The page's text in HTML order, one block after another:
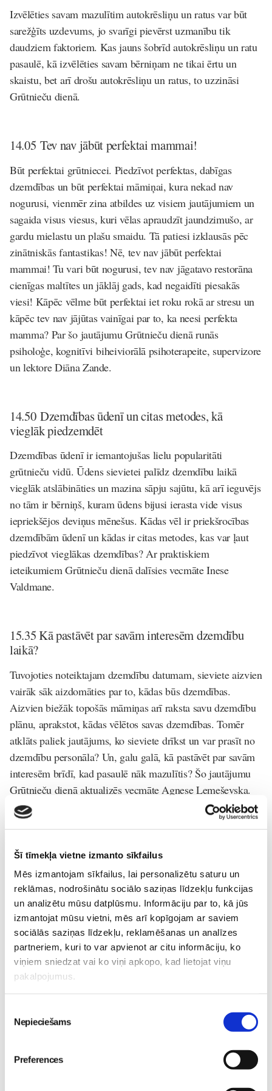
Šī tīmekļa vietne izmanto sīkfailus
Mēs izmantojam sīkfailus, lai personalizētu saturu un
reklāmas, nodrošinātu sociālo saziņas līdzekļu funkcijas
un analizētu mūsu datplūsmu. Informāciju par to, kā jūs
izmantojat mūsu vietni, mēs arī kopīgojam ar saviem
sociālās saziņas līdzekļu, reklamēšanas un analīzes
partneriem, kuri to var apvienot ar citu informāciju, ko
viņiem sniedzat vai ko viņi apkopo, kad lietojat viņu
pakalpojumus.
izvēle
Nepieciešams
Preferences
Izvēlēties savam mazulītim autokrēsliņu un ratus var būt
sarežģīts uzdevums, jo svarīgi pievērst uzmanību tik
daudziem faktoriem. Kas jauns šobrīd autokrēsliņu un ratu
pasaulē, kā izvēlēties savam bērniņam ne tikai ērtu un
skaistu, bet arī drošu autokrēsliņu un ratus, to uzzināsi
Grūtnieču dienā.
14.05Tev nav jābūt perfektai mammai!
Būt perfektai grūtniecei. Piedzīvot perfektas, dabīgas
dzemdības un būt perfektai māmiņai, kura nekad nav
nogurusi, vienmēr zina atbildes uz visiem jautājumiem un
sagaida visus viesus, kuri vēlas apraudzīt jaundzimušo, ar
gardu mielastu un plašu smaidu. Tā patiesi izklausās pēc
zinātniskās fantastikas! Nē, tev nav jābūt perfektai
mammai! Tu vari būt nogurusi, tev nav jāgatavo restorāna
cienīgas maltītes un jāklāj gads, kad negaidīti piesakās
viesi! Kāpēc vēlme būt perfektai iet roku rokā ar stresu un
kāpēc tev nav jājūtas vainīgai par to, ka neesi perfekta
mamma? Par šo jautājumu Grūtnieču dienā runās
psiholoģe, kognitīvi biheiviorālā psihoterapeite, supervizore
un lektore Diāna Zande.
14.50Dzemdības ūdenī un citas metodes, kā
vieglāk piedzemdēt
Dzemdības ūdenī ir iemantojušas lielu popularitāti
grūtnieču vidū. Ūdens sievietei palīdz dzemdību laikā
vieglāk atslābināties un mazina sāpju sajūtu, kā arī ieguvējs
no tām ir bērniņš, kuram ūdens bijusi ierasta vide visus
iepriekšējos deviņus mēnešus. Kādas vēl ir priekšrocības
dzemdībām ūdenī un kādas ir citas metodes, kas var ļaut
piedzīvot vieglākas dzemdības? Ar praktiskiem
ieteikumiem Grūtnieču dienā dalīsiesvecmāte Inese
Valdmane.
15.35 Kā pastāvēt par savām interesēm dzemdību
laikā?
Tuvojoties noteiktajam dzemdību datumam, sieviete aizvien
vairāk sāk aizdomāties par to, kādas būs dzemdības.
Aizvien biežāk topošās māmiņas arī raksta savu dzemdību
plānu, aprakstot, kādas vēlētos savas dzemdības. Tomēr
atklāts paliek jautājums, ko sieviete drīkst un var prasīt no
dzemdību personāla? Un, galu galā, kā pastāvēt par savām
interesēm brīdī, kad pasaulē nāk mazulītis? Šo jautājumu
Grūtnieču dienā aktualizēsvecmāte Agnese Lemeševska.
Aizejot uz veikalu, kur ir tik plašs bērnu preču klāsts,
patiesi var apjukt. Tas attiecināms arī uz bērnu ķermeņa
kopšanas līdzekļu piedāvājumu. Kas no tā visa
jaundzimušajam patiesi ir nepieciešams un bez kā var
iztikt? Kā rūpēties par bēbīša higiēnu? Šos jautājumus
Grūtnieču dienā uzdosimsertificētai bērnu māsai Elitai
Svareniecei.
Jaundzimušā attīstība un pirmās rotaļlietas
pirmajos dzīves mēnešos
neaizsargāts, taču katra nākamā dzīves diena ir jauns solis